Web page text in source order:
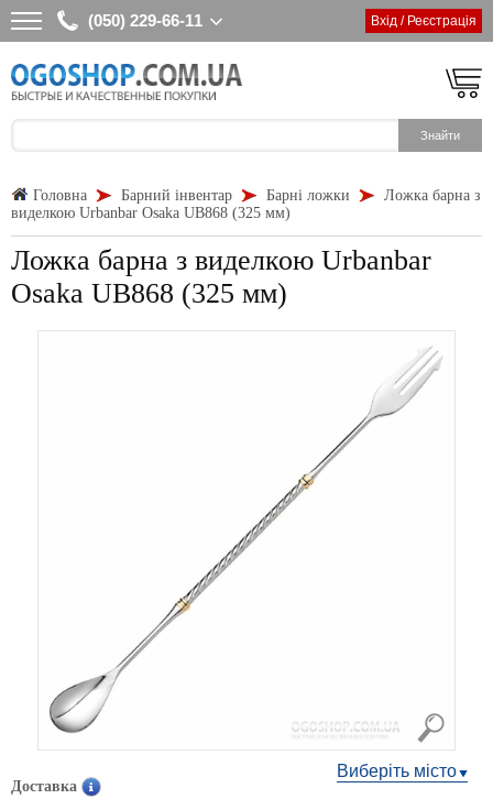
(050) 229-66-11 Вхід / Реєстрація
Головна Барний інвентар Барні ложки
Ложка барна з
виделкою Urbanbar Osaka UB868 (325 мм)
Ложка барна з виделкою Urbanbar
Osaka UB868 (325 мм)
Виберіть місто
Доставка